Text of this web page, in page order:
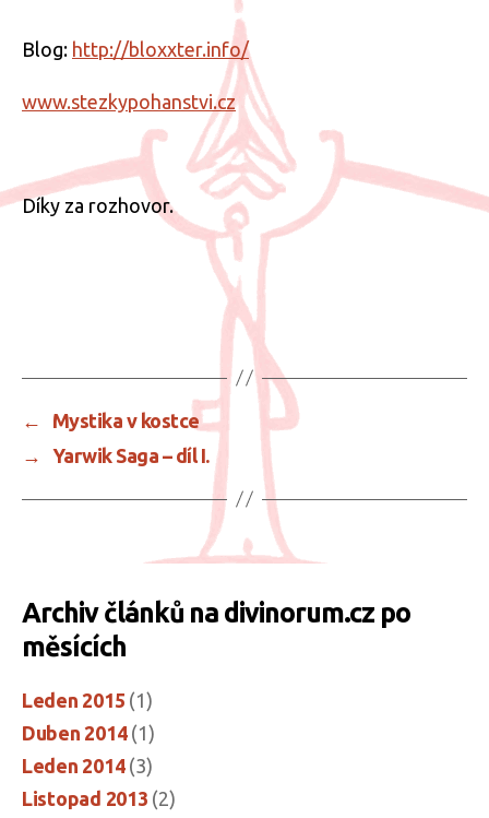
Blog: http://bloxxter.info/
www.stezkypohanstvi.cz
Díky za rozhovor.
←
Mystika v kostce
→
Yarwik Saga – díl I.
Archiv článků na divinorum.cz po
měsících
Leden 2015 (1)
Duben 2014(1)
Leden 2014(3)
Listopad 2013 (2)